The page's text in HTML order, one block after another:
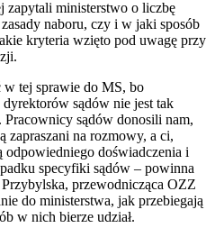
zapytali ministerstwo o liczbę
naboru, czy i w jaki sposób
kryteria wzięto pod uwagę przy
tej sprawie do MS, bo
sądów nie jest tak
Pracownicy sądów donosili nam,
zapraszani na rozmowy, a ci,
doświadczenia i
specyfiki sądów – powinna
przewodnicząca OZZ
do ministerstwa, jak przebiegają
w nich bierze udział.